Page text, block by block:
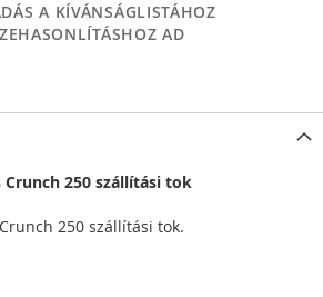
A KÍVÁNSÁGLISTÁHOZ
AD
Crunch 250 szállítási tok
250 szállítási tok.